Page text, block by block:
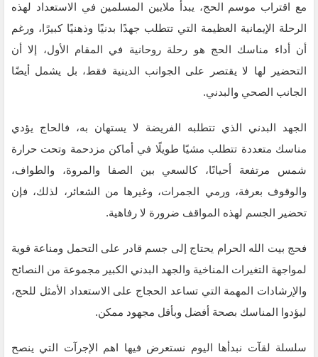
مع اقتراب موسم الحج، يبدأ ملايين المسلمين في الاستعداد لهذه
الرحلة الإيمانية العظيمة التي تتطلب جهدًا بدنيًا وذهنيًا كبيرًا، ورغم
أن أداء مناسك الحج هو رحلة روحانية في المقام الأول، إلا أن
التحضير لها لا يقتصر على الجوانب الدينية فقط، بل يشمل أيضًا
الجانب الصحي والبدني.
الجهد البدني الذي تتطلبه الفريضة لا يستهان به، فالحاج يؤدي
مناسك متعددة تتطلب مشيًا طويلًا في أماكن مزدحمة وتحت حرارة
شمس مرتفعة أحيانًا، كالسعي بين الصفا والمروة، والطواف،
والوقوف بعرفة، ورمي الجمرات، وغيرها من الشعائر، لذلك، فإن
تحضير الجسم لهذه المواقف ضرورة لا رفاهية.
فحج بيت الله الحرام يحتاج إلى جسم قادر على التحمل ومناعة قوية
لمواجهة التغيرات المناخية والجهد البدني الكبير مجموعة من النصائح
والإرشادات المهمة التي تساعد الحجاج على الاستعداد الأمثل للحج،
ليؤدوا المناسك بصحة أفضل وبأقل مجهود ممكن.
سلسلة لقآت نبدأها اليوم نستعرض فيها اهم الإجرآت التي ينصح